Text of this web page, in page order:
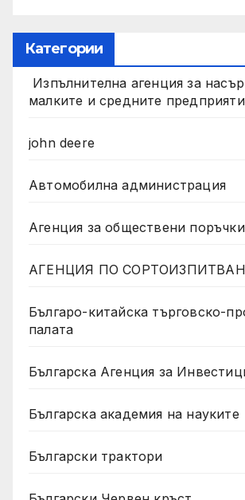
Категории
Изпълнителна агенция за
малките и средните
john deere
Автомобилна администрация
Агенция за обществени поръчки
АГЕНЦИЯ ПО
Българо-китайска търговско-
палата
Българска Агенция за
Българска академия на науките
Български трактори